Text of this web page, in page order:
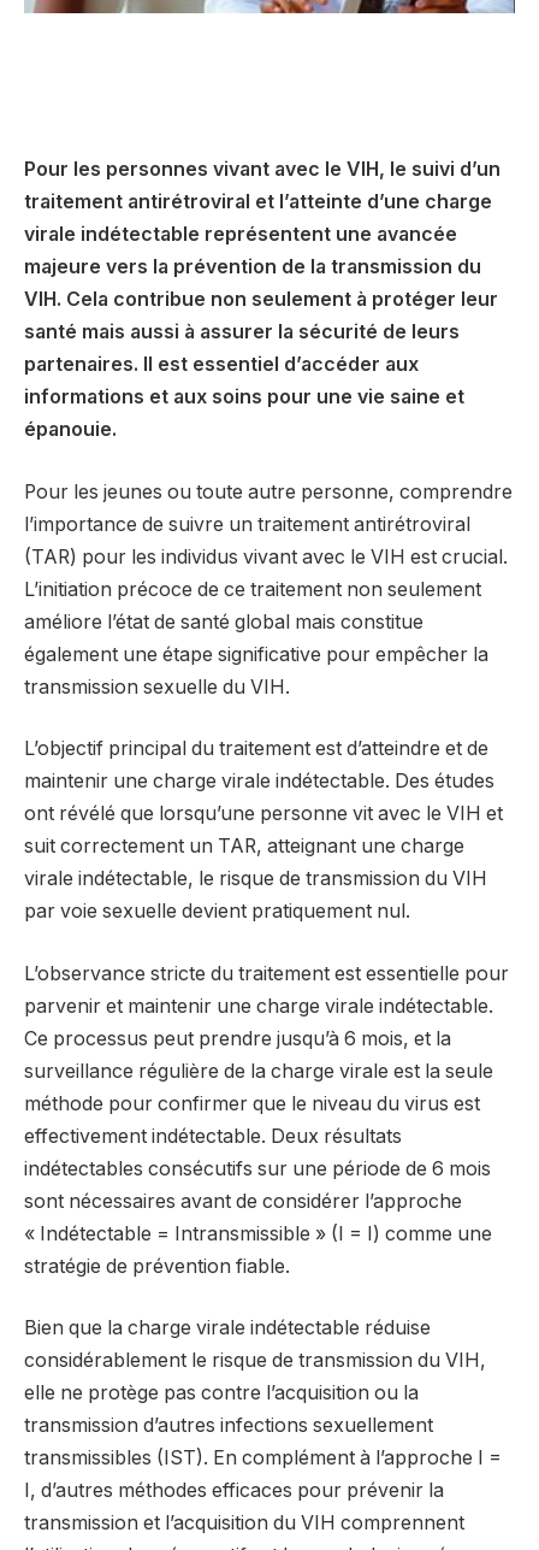
Pour les personnes vivant avec le VIH, le suivi d’un
traitement antirétroviral et l’atteinte d’une charge
virale indétectable représentent une avancée
majeure vers la prévention de la transmission du
VIH. Cela contribue non seulement à protéger leur
santé mais aussi à assurer la sécurité de leurs
partenaires. Il est essentiel d’accéder aux
informations et aux soins pour une vie saine et
épanouie.
Pour les jeunes ou toute autre personne, comprendre
l’importance de suivre un traitement antirétroviral
(TAR) pour les individus vivant avec le VIH est crucial.
L’initiation précoce de ce traitement non seulement
améliore l’état de santé global mais constitue
également une étape significative pour empêcher la
transmission sexuelle du VIH.
L’objectif principal du traitement est d’atteindre et de
maintenir une charge virale indétectable. Des études
ont révélé que lorsqu’une personne vit avec le VIH et
suit correctement un TAR, atteignant une charge
virale indétectable, le risque de transmission du VIH
par voie sexuelle devient pratiquement nul.
L’observance stricte du traitement est essentielle pour
parvenir et maintenir une charge virale indétectable.
Ce processus peut prendre jusqu’à 6 mois, et la
surveillance régulière de la charge virale est la seule
méthode pour confirmer que le niveau du virus est
effectivement indétectable. Deux résultats
indétectables consécutifs sur une période de 6 mois
sont nécessaires avant de considérer l’approche
« Indétectable = Intransmissible » (I = I) comme une
stratégie de prévention fiable.
Bien que la charge virale indétectable réduise
considérablement le risque de transmission du VIH,
elle ne protège pas contre l’acquisition ou la
transmission d’autres infections sexuellement
transmissibles (IST). En complément à l’approche I =
I, d’autres méthodes efficaces pour prévenir la
transmission et l’acquisition du VIH comprennent